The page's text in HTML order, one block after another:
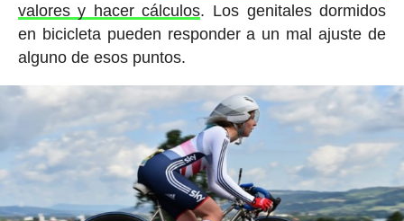
valores y hacer cálculos. Los genitales dormidos
en bicicleta pueden responder a un mal ajuste de
alguno de esos puntos.